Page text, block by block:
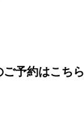
予約はこちら